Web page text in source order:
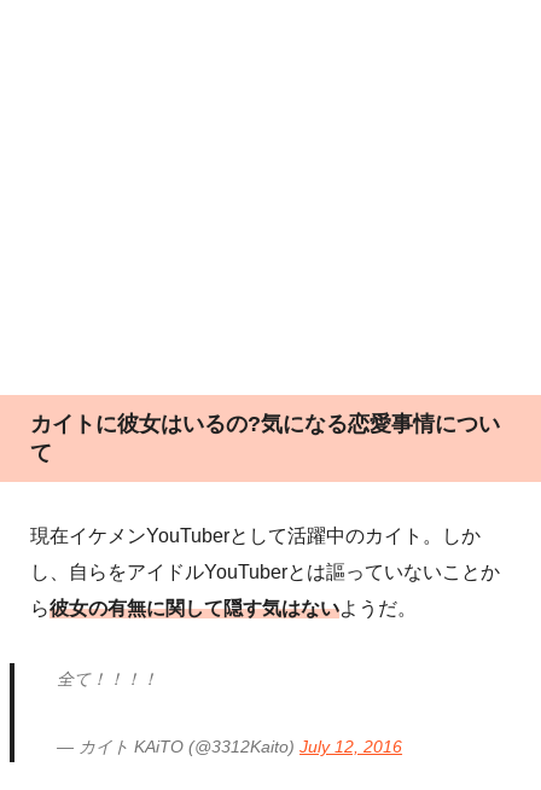
カイトに彼女はいるの?気になる恋愛事情につい
て
現在イケメンYouTuberとして活躍中のカイト。しか
し、自らをアイドルYouTuberとは謳っていないことか
ら彼女の有無に関して隠す気はないようだ。
全て！！！！
— カイト KAiTO (@3312Kaito)July 12, 2016